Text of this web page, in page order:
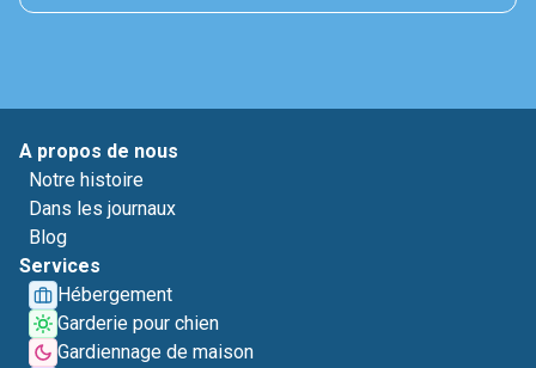
A propos de nous
Notre histoire
Dans les journaux
Blog
Services
Hébergement
Garderie pour chien
Gardiennage de maison